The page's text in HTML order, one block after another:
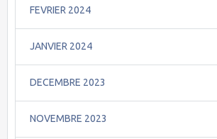
FEVRIER 2024
JANVIER 2024
DECEMBRE 2023
NOVEMBRE 2023